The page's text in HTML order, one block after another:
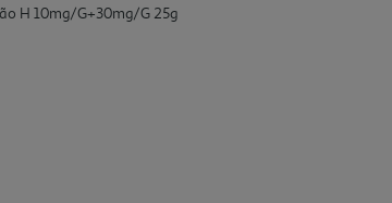
H 10mg/g+30mg/g 25g